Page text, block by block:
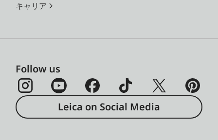
キャリア
Follow us
Leica on Social Media